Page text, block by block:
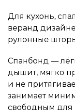
Для кухонь,
веранд
рулонные
Спанбонд —
дышит, мягко
и не
занимает
свободным для